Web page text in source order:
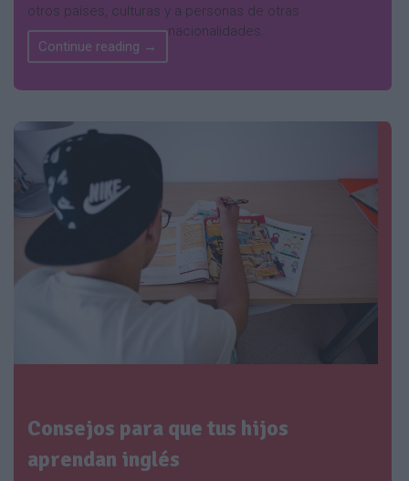
otros países, culturas y a personas de otras
nacionalidades.
Continue reading →
Consejos para que tus hijos
aprendan inglés